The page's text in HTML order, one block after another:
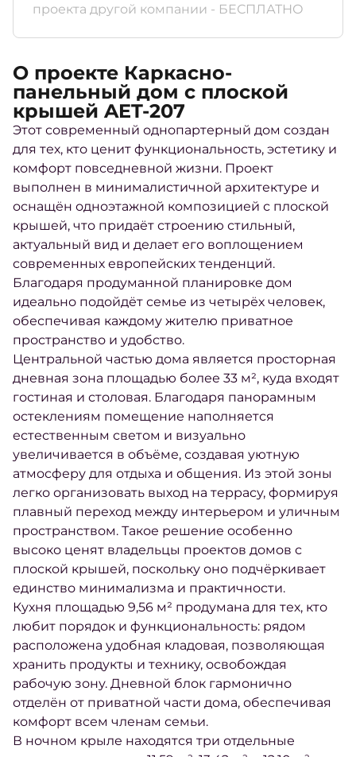
проекта другой компании - БЕСПЛАТНО
О проекте Каркасно-
панельный дом с плоской
крышей AET-207
Этот современный однопартерный дом создан
для тех, кто ценит функциональность, эстетику и
комфорт повседневной жизни. Проект
выполнен в минималистичной архитектуре и
оснащён одноэтажной композицией с плоской
крышей, что придаёт строению стильный,
актуальный вид и делает его воплощением
современных европейских тенденций.
Благодаря продуманной планировке дом
идеально подойдёт семье из четырёх человек,
обеспечивая каждому жителю приватное
пространство и удобство.
Центральной частью дома является просторная
дневная зона площадью более 33 м², куда входят
гостиная и столовая. Благодаря панорамным
остеклениям помещение наполняется
естественным светом и визуально
увеличивается в объёме, создавая уютную
атмосферу для отдыха и общения. Из этой зоны
легко организовать выход на террасу, формируя
плавный переход между интерьером и уличным
пространством. Такое решение особенно
высоко ценят владельцы проектов домов с
плоской крышей, поскольку оно подчёркивает
единство минимализма и практичности.
Кухня площадью 9,56 м² продумана для тех, кто
любит порядок и функциональность: рядом
расположена удобная кладовая, позволяющая
хранить продукты и технику, освобождая
рабочую зону. Дневной блок гармонично
отделён от приватной части дома, обеспечивая
комфорт всем членам семьи.
В ночном крыле находятся три отдельные